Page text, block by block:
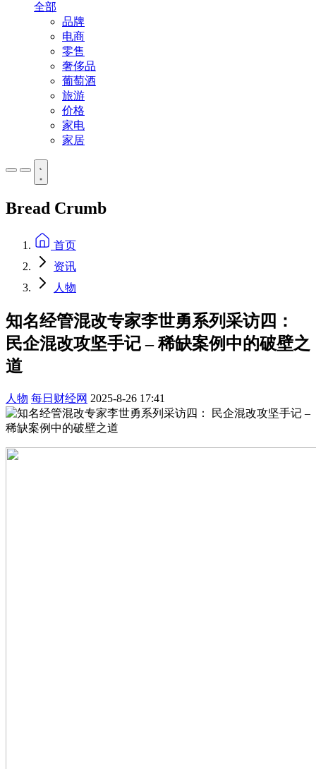
全部
品牌
电商
零售
奢侈品
葡萄酒
旅游
价格
家电
家居
Bread Crumb
首页
资讯
人物
知名经管混改专家李世勇系列采访四：
民企混改攻坚手记 – 稀缺案例中的破壁之
道
人物 每日财经网 2025-8-26 17:41